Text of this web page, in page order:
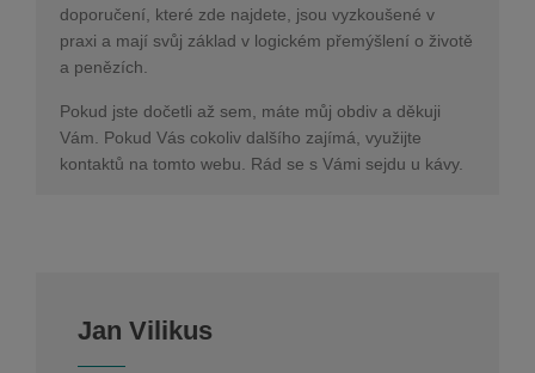
doporučení, které zde najdete, jsou vyzkoušené v
praxi a mají svůj základ v logickém přemýšlení o životě
a penězích.
Pokud jste dočetli až sem, máte můj obdiv a děkuji
Vám. Pokud Vás cokoliv dalšího zajímá, využijte
kontaktů na tomto webu. Rád se s Vámi sejdu u kávy.
Jan Vilikus